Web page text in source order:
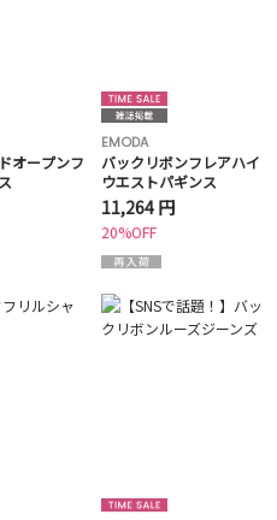
オープンフ
EMODA
バックリボンフレアハイ
ウエストパギンス
11,264 円
20%OFF